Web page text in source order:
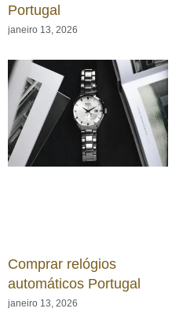
Portugal
janeiro 13, 2026
Comprar relógios
automáticos Portugal
janeiro 13, 2026